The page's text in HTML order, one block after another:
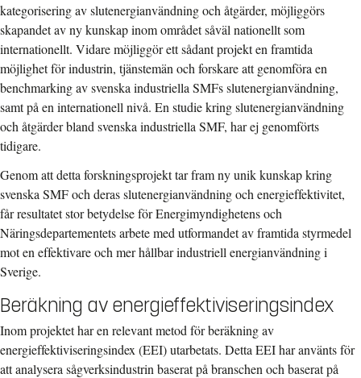
kategorisering av slutenergianvändning och åtgärder, möjliggörs
skapandet av ny kunskap inom området såväl nationellt som
internationellt. Vidare möjliggör ett sådant projekt en framtida
möjlighet för industrin, tjänstemän och forskare att genomföra en
benchmarking av svenska industriella SMFs slutenergianvändning,
samt på en internationell nivå. En studie kring slutenergianvändning
och åtgärder bland svenska industriella SMF, har ej genomförts
tidigare.
Genom att detta forskningsprojekt tar fram ny unik kunskap kring
svenska SMF och deras slutenergianvändning och energieffektivitet,
får resultatet stor betydelse för Energimyndighetens och
Näringsdepartementets arbete med utformandet av framtida styrmedel
mot en effektivare och mer hållbar industriell energianvändning i
Sverige.
Beräkning av energieffektiviseringsindex
Inom projektet har en relevant metod för beräkning av
energieffektiviseringsindex (EEI) utarbetats. Detta EEI har använts för
att analysera sågverksindustrin baserat på branschen och baserat på